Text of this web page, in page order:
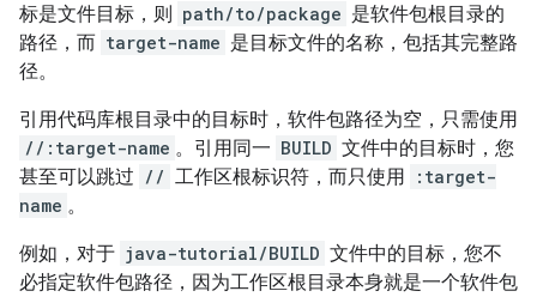
标是文件目标，则 path/to/package 是软件包根目录的
路径，而 target-name 是目标文件的名称，包括其完整路
径。
引用代码库根目录中的目标时，软件包路径为空，只需使用
//:target-name 。引用同一 BUILD 文件中的目标时，您
甚至可以跳过 // 工作区根标识符，而只使用
:target-
name 。
例如，对于 java-tutorial/BUILD 文件中的目标，您不
必指定软件包路径，因为工作区根目录本身就是一个软件包